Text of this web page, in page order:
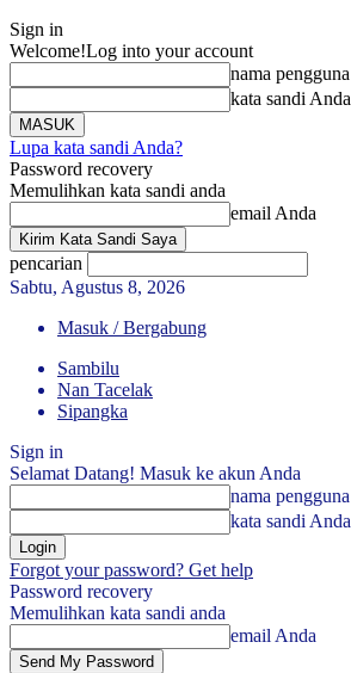
Sign in
Welcome!Log into your account
nama pengguna
kata sandi Anda
Lupa kata sandi Anda?
Password recovery
Memulihkan kata sandi anda
email Anda
pencarian
Sabtu, Agustus 8, 2026
Masuk / Bergabung
Sambilu
Nan Tacelak
Sipangka
Sign in
Selamat Datang! Masuk ke akun Anda
nama pengguna
kata sandi Anda
Forgot your password? Get help
Password recovery
Memulihkan kata sandi anda
email Anda